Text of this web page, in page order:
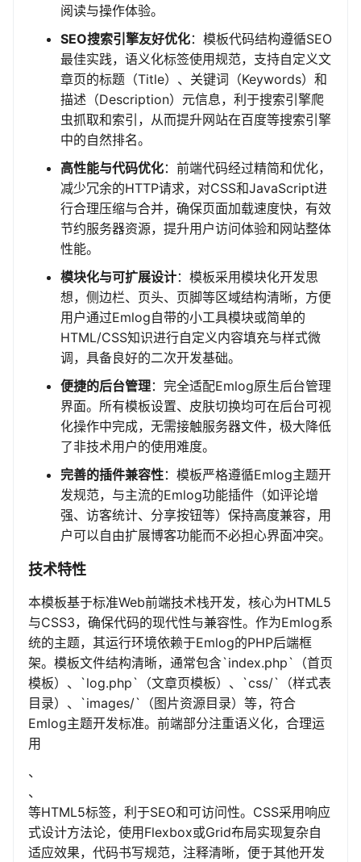
阅读与操作体验。
SEO搜索引擎友好优化：模板代码结构遵循SEO
最佳实践，语义化标签使用规范，支持自定义文
章页的标题（Title）、关键词（Keywords）和
描述（Description）元信息，利于搜索引擎爬
虫抓取和索引，从而提升网站在百度等搜索引擎
中的自然排名。
高性能与代码优化：前端代码经过精简和优化，
减少冗余的HTTP请求，对CSS和JavaScript进
行合理压缩与合并，确保页面加载速度快，有效
节约服务器资源，提升用户访问体验和网站整体
性能。
模块化与可扩展设计：模板采用模块化开发思
想，侧边栏、页头、页脚等区域结构清晰，方便
用户通过Emlog自带的小工具模块或简单的
HTML/CSS知识进行自定义内容填充与样式微
调，具备良好的二次开发基础。
便捷的后台管理：完全适配Emlog原生后台管理
界面。所有模板设置、皮肤切换均可在后台可视
化操作中完成，无需接触服务器文件，极大降低
了非技术用户的使用难度。
完善的插件兼容性：模板严格遵循Emlog主题开
发规范，与主流的Emlog功能插件（如评论增
强、访客统计、分享按钮等）保持高度兼容，用
户可以自由扩展博客功能而不必担心界面冲突。
技术特性
本模板基于标准Web前端技术栈开发，核心为HTML5
与CSS3，确保代码的现代性与兼容性。作为Emlog系
统的主题，其运行环境依赖于Emlog的PHP后端框
架。模板文件结构清晰，通常包含`index.php`（首页
模板）、`log.php`（文章页模板）、`css/`（样式表
目录）、`images/`（图片资源目录）等，符合
Emlog主题开发标准。前端部分注重语义化，合理运
用
、
、
等HTML5标签，利于SEO和可访问性。CSS采用响应
式设计方法论，使用Flexbox或Grid布局实现复杂自
适应效果，代码书写规范，注释清晰，便于其他开发